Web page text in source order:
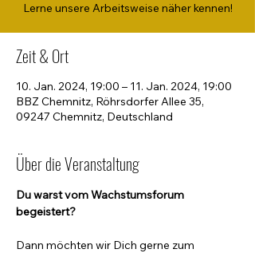
Lerne unsere Arbeitsweise näher kennen!
Zeit & Ort
10. Jan. 2024, 19:00 – 11. Jan. 2024, 19:00
BBZ Chemnitz, Röhrsdorfer Allee 35,
09247 Chemnitz, Deutschland
Über die Veranstaltung
Du warst vom Wachstumsforum
begeistert?
Dann möchten wir Dich gerne zum